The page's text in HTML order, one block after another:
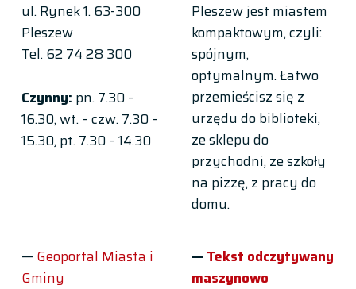
ul. Rynek 1. 63-300
Pleszew
Tel. 62 74 28 300
Czynny: pn. 7.30 –
16.30, wt. – czw. 7.30 –
15.30, pt. 7.30 – 14.30
Pleszew jest miastem
kompaktowym, czyli:
spójnym,
optymalnym. Łatwo
przemieścisz się z
urzędu do biblioteki,
ze sklepu do
przychodni, ze szkoły
na pizzę, z pracy do
domu.
Geoportal Miasta i
Gminy
Tekst odczytywany
maszynowo